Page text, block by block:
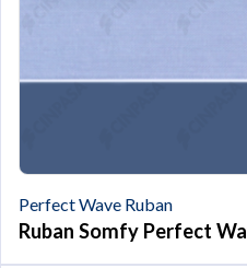
Perfect Wave Ruban
Ruban Somfy Perfect